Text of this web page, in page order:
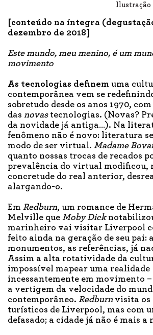
Ilustração
[conteúdo na íntegra
dezembro de 2018]
Este mundo, meu menino, é um
movimento
As tecnologias definem uma
contemporânea vem se
sobretudo desde os anos 1970,
das novastecnologias. (Novas?
da novidade já antiga…). Na
fenômeno não é novo: literatura
modo de ser virtual. Madame
quanto nossas trocas de recados
prevalência do virtual modificou,
concretude do real anterior,
alargando-o.
Em Redburn, um romance de
Melville que Moby Dick
marinheiro vai visitar Liverpool
feito ainda na geração de seu pai:
monumentos, as referências, já
Assim a alta rotatividade da
impossível mapear uma realidade
incessantemente em movimento
a vertigem da velocidade do
contemporâneo. Redburn visita os
turísticos de Liverpool, mas com
defasado; a cidade já não é mais a